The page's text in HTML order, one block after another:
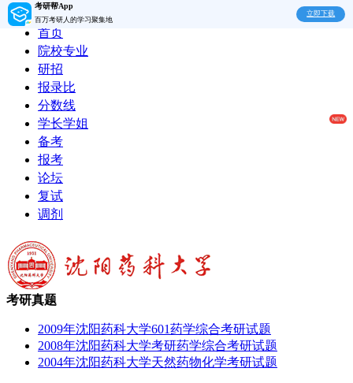
考研帮App
百万考研人的学习聚集地
立即下载
首页
院校专业
研招
报录比
分数线
学长学姐
备考
报考
论坛
复试
调剂
考研真题
2009年沈阳药科大学601药学综合考研试题
2008年沈阳药科大学考研药学综合考研试题
2004年沈阳药科大学天然药物化学考研试题